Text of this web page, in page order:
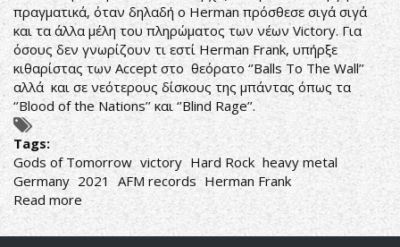
πραγματικά, όταν δηλαδή ο Herman πρόσθεσε σιγά σιγά
και τα άλλα μέλη του πληρώματος των νέων Victory. Για
όσους δεν γνωρίζουν τι εστί Herman Frank, υπήρξε
κιθαρίστας των Accept στο θεόρατο ‘’Balls To The Wall’’
αλλά και σε νεότερους δίσκους της μπάντας όπως τα
‘’Blood of the Nations’’ και ‘’Blind Rage’’.
Tags:
Gods of Tomorrow victory Hard Rock heavy metal
Germany 2021 AFM records Herman Frank
Read more about
Victory-
Gods